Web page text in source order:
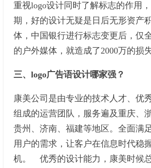
重视logo设计同时了解标志的作用
期，好的设计无疑是日后无形资产
体，中国银行进行标志变更后，仅
的户外媒体，就造成了2000万的损失
三、logo广告语设计哪家强？
康美公司是由专业的技术人才、优
组成的运营团队，服务遍及重庆、
贵州、济南、福建等地区。全面满
用户的需求，让客户在信息时代稳
机。 优秀的设计能力，康美时候